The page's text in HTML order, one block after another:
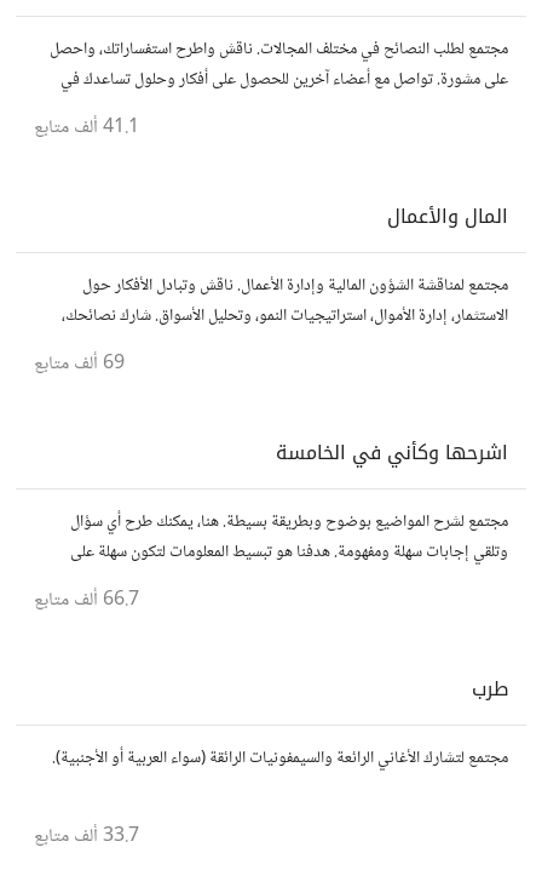
مجتمع لطلب النصائح في مختلف المجالات. ناقش واطرح استفساراتك، واحصل
على مشورة. تواصل مع أعضاء آخرين للحصول على أفكار وحلول تساعدك في
41.1 ألف متابع
المال والأعمال
مجتمع لمناقشة الشؤون المالية وإدارة الأعمال. ناقش وتبادل الأفكار حول
الاستثمار، إدارة الأموال، استراتيجيات النمو، وتحليل الأسواق. شارك نصائحك،
69 ألف متابع
اشرحها وكأني في الخامسة
مجتمع لشرح المواضيع بوضوح وبطريقة بسيطة. هنا، يمكنك طرح أي سؤال
وتلقي إجابات سهلة ومفهومة. هدفنا هو تبسيط المعلومات لتكون سهلة على
66.7 ألف متابع
طرب
مجتمع لتشارك الأغاني الرائعة والسيمفونيات الرائقة (سواء العربية أو الأجنبية).
33.7 ألف متابع